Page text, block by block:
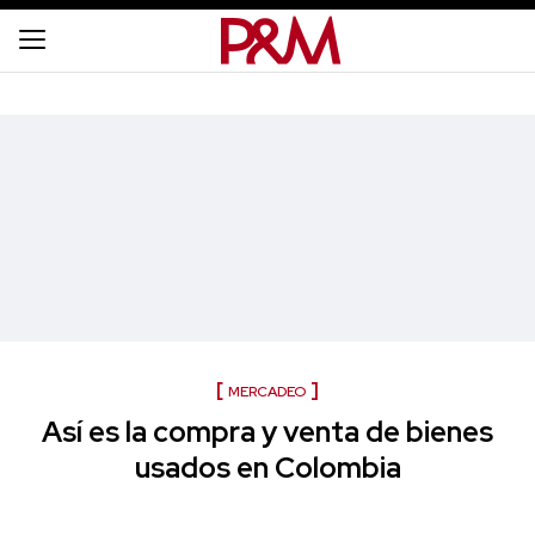
MERCADEO
Así es la compra y venta de bienes
usados en Colombia